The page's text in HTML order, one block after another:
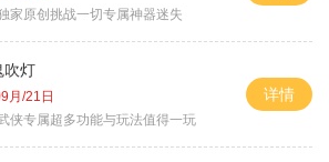
家原创挑战一切专属神器迷失
吹灯
月/21日
侠专属超多功能与玩法值得一玩
详情